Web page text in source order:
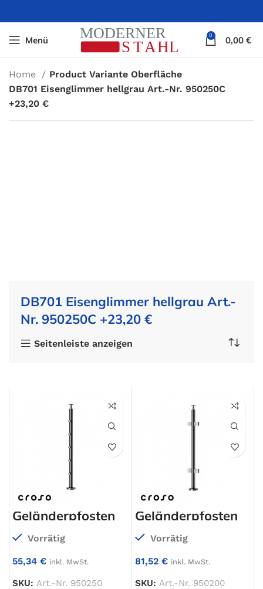
Menü 0 0,00 €
Home
Product Variante Oberfläche
DB701 Eisenglimmer hellgrau Art.-Nr. 950250C
+23,20 €
DB701 Eisenglimmer hellgrau Art.-
Nr. 950250C +23,20 €
Seitenleiste anzeigen
Geländerpfosten
Vorrätig
55,34 € inkl. MwSt.
SKU: Art.-Nr. 950250
Geländerpfosten
Vorrätig
81,52 € inkl. MwSt.
SKU: Art.-Nr. 950200